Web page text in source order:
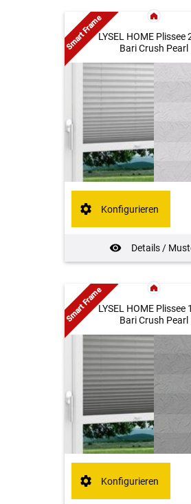
LYSEL HOME Plissee
Bari Crush Pearl
Details /
Konfigurieren
Smart Frame
LYSEL HOME Plissee
Bari Crush Pearl
Konfigurieren
Smart Frame